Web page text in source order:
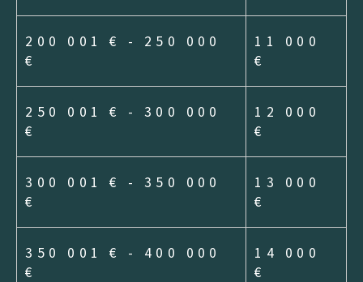
200 001 € - 250 000
€
11 000
€
250 001 € - 300 000
€
12 000
€
300 001 € - 350 000
€
13 000
€
350 001 € - 400 000
€
14 000
€